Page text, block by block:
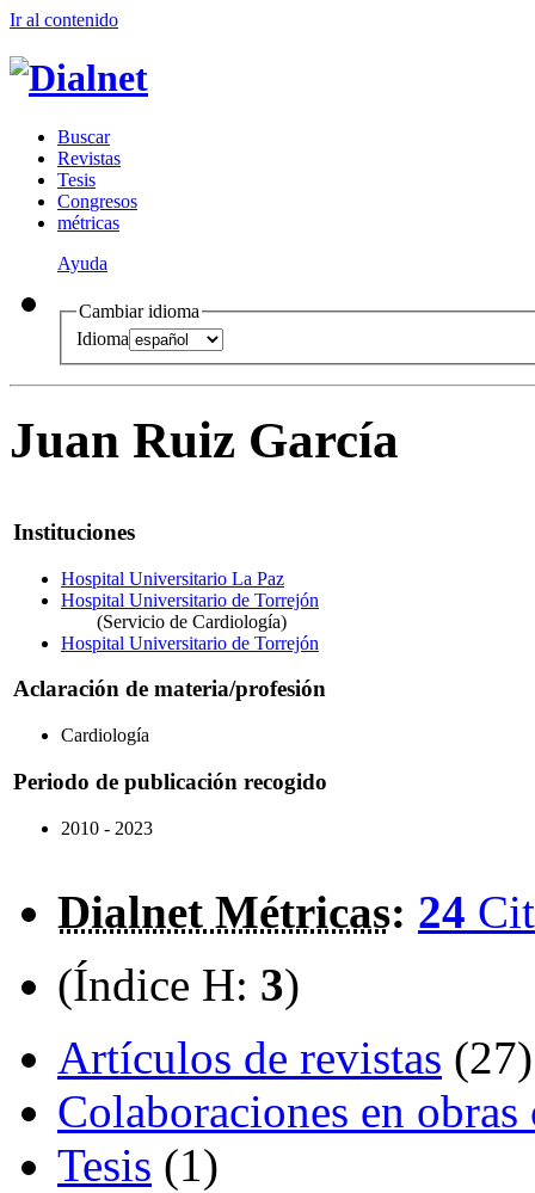
Ir al contenido
Buscar
Revistas
Tesis
Congresos
métricas
Ayuda
Cambiar idioma
Idioma
Juan Ruiz García
Instituciones
Hospital Universitario La Paz
Hospital Universitario de Torrejón
(Servicio de Cardiología)
Hospital Universitario de Torrejón
Aclaración de materia/profesión
Cardiología
Periodo de publicación recogido
2010 - 2023
Dialnet Métricas: 24
(Índice H: 3)
Artículos de revistas (27)
Colaboraciones en
Tesis (1)